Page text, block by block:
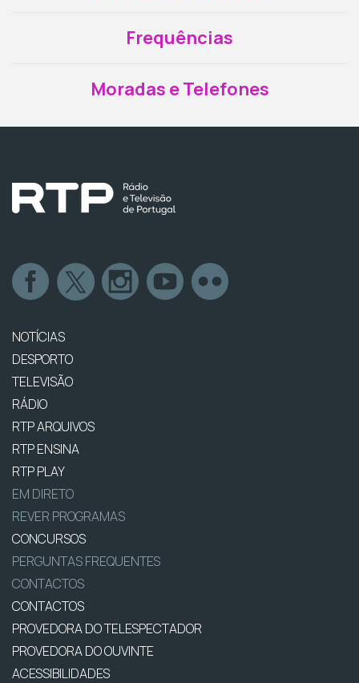
Frequências
Moradas e Telefones
NOTÍCIAS
DESPORTO
TELEVISÃO
RÁDIO
RTP ARQUIVOS
RTP ENSINA
RTP PLAY
EM DIRETO
REVER PROGRAMAS
CONCURSOS
PERGUNTAS FREQUENTES
CONTACTOS
CONTACTOS
PROVEDORA DO TELESPECTADOR
PROVEDORA DO OUVINTE
ACESSIBILIDADES